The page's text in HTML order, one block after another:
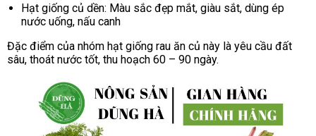
Hạt giống củ dền: Màu sắc đẹp mắt, giàu sắt, dùng ép
nước uống, nấu canh
Đặc điểm của nhóm hạt giống rau ăn củ này là yêu cầu đất
sâu, thoát nước tốt, thu hoạch 60 – 90 ngày.